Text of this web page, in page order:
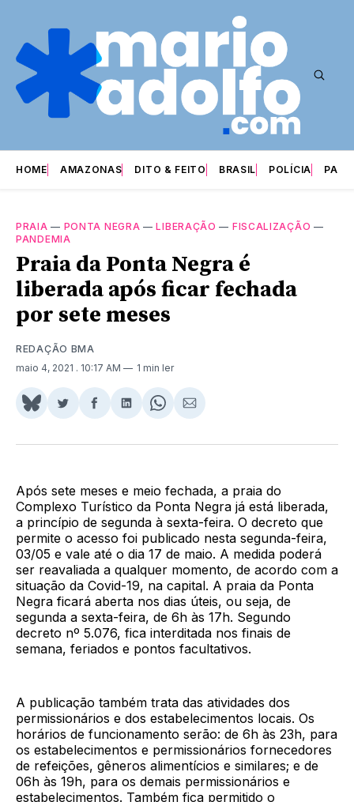
HOME AMAZONAS DITO & FEITO BRASIL POLÍCIA
PRAIA — PONTA NEGRA —LIBERAÇÃO — FISCALIZAÇÃO —
PANDEMIA
Praia da Ponta Negra é
liberada após ficar fechada
por sete meses
REDAÇÃO BMA
maio 4, 2021 . 10:17 AM 1 min ler
Share
BlueSky
Compartilhar
Twitter
Compartilhar
Facebook
Compartilhar
LinkedIn
Share
WhatsApp
Compartilhar
Email
Após sete meses e meio fechada, a praia do
Complexo Turístico da Ponta Negra já está liberada,
a princípio de segunda à sexta-feira. O decreto que
permite o acesso foi publicado nesta segunda-feira,
03/05 e vale até o dia 17 de maio. A medida poderá
ser reavaliada a qualquer momento, de acordo com a
situação da Covid-19, na capital. A praia da Ponta
Negra ficará aberta nos dias úteis, ou seja, de
segunda a sexta-feira, de 6h às 17h. Segundo
decreto nº 5.076, fica interditada nos finais de
semana, feriados e pontos facultativos.
A publicação também trata das atividades dos
permissionários e dos estabelecimentos locais. Os
horários de funcionamento serão: de 6h às 23h, para
os estabelecimentos e permissionários fornecedores
de refeições, gêneros alimentícios e similares; e de
06h às 19h, para os demais permissionários e
estabelecimentos. Também fica permitido o